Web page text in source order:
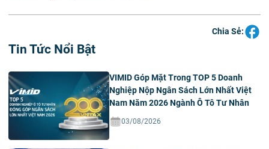
Chia Sẻ:
Tin Tức Nổi Bật
VIMID Góp Mặt Trong TOP 5 Doanh
Nghiệp Nộp Ngân Sách Lớn Nhất Việt
Nam Năm 2026 Ngành Ô Tô Tư Nhân
03/08/2026